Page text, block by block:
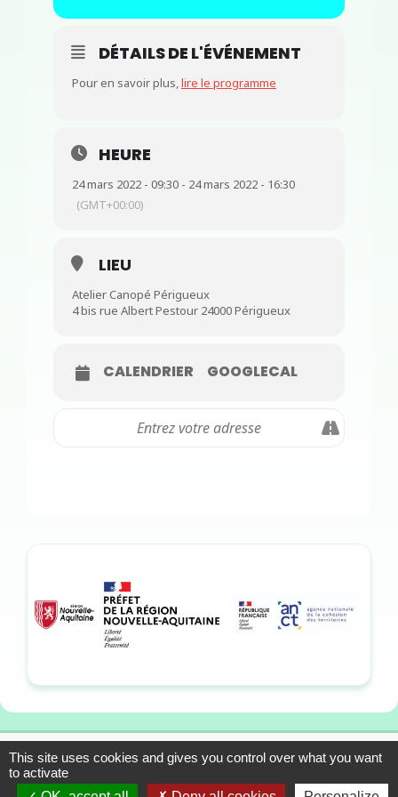
DÉTAILS DE L'ÉVÉNEMENT
Pour en savoir plus,lire le programme
HEURE
24 mars 2022 - 09:30 - 24 mars 2022 - 16:30
(GMT+00:00)
LIEU
Atelier Canopé Périgueux
4 bis rue Albert Pestour 24000 Périgueux
CALENDRIER GOOGLECAL
13-15 allée du Colonel
Fabien, 33310 Lormont
Mentions légales
Plan du site
This site uses cookies and gives you control over what you want
to activate